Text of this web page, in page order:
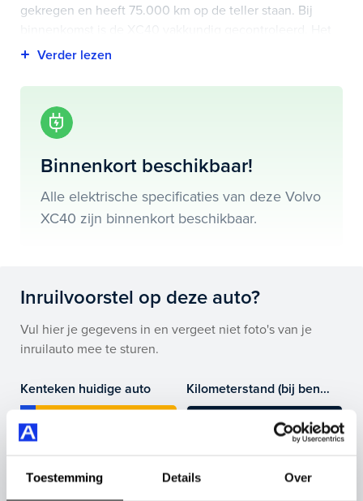
Toestemming Details Over
gekregen en heeft 75.000 km op de teller staan. Bij
voertuigrapport is op deze pagina bij onderhoud en
Highlights van deze Volvo zijn onder andere apple
carplay/android auto, audio installatie premium,
ook bij ons financieren of leasen.
Binnenkort beschikbaar!
Alle elektrische specificaties van deze Volvo
XC40 zijn binnenkort beschikbaar.
Inruilvoorstel op deze auto?
Vul hier je gegevens in en vergeet niet foto's van je
inruilauto mee te sturen.
Kenteken huidige auto Kilometerstand (bij benadering)
Inruilvoorstel aanvragen